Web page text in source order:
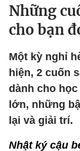
Những
cho bạn
Một kỳ nghỉ
hiện, 2 cuốn
dành cho
lớn, những
lại và giải trí.
Nhật ký cậu